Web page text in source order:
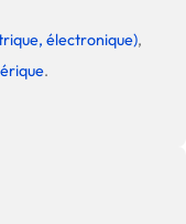
électronique),
.